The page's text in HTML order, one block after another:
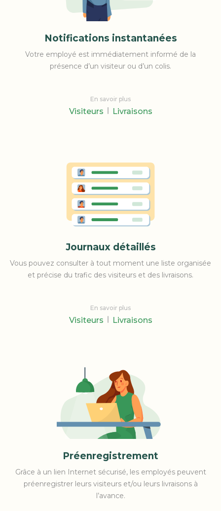
Notifications instantanées
Votre employé est immédiatement informé de la
présence d’un visiteur ou d’un colis.
En savoir plus
Visiteurs Livraisons
Journaux détaillés
Vous pouvez consulter à tout moment une liste organisée
et précise du trafic des visiteurs et des livraisons.
En savoir plus
Visiteurs Livraisons
Préenregistrement
Grâce à un lien Internet sécurisé, les employés peuvent
préenregistrer leurs visiteurs et/ou leurs livraisons à
l’avance.